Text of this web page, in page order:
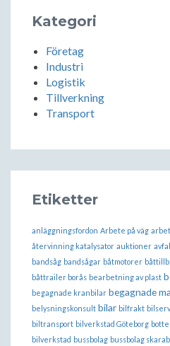
Kategori
Företag
Industri
Logistik
Tillverkning
Transport
Etiketter
anläggningsfordon Arbete på väg
återvinning katalysator auktioner
bandsåg bandsågar båtmotorer
båttrailer borås bearbetning av plast
begagnade kranbilar begagnade
belysningskonsult bilar bilfrakt
biltransport bilverkstad Göteborg
bilverkstad bussbolag bussbolag